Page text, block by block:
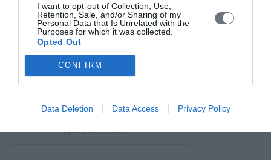
I want to opt-out of Collection, Use,
Retention, Sale, and/or Sharing of my
Personal Data that Is Unrelated with the
Purposes for which it was collected.
Opted Out
CONFIRM
Data Deletion Data Access Privacy Policy